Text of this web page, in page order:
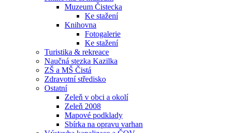
Muzeum Čistecka
Ke stažení
Knihovna
Fotogalerie
Ke stažení
Turistika & rekreace
Naučná stezka Kazilka
ZŠ a MŠ Čistá
Zdravotní středisko
Ostatní
Zeleň v obci a okolí
Zeleň 2008
Mapové podklady
Sbírka na opravu varhan